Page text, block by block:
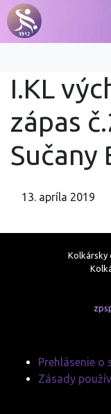
I.KL
zápas
Sučany
13. apríla 2019
Kolkársky
Prehlásenie
Zásady